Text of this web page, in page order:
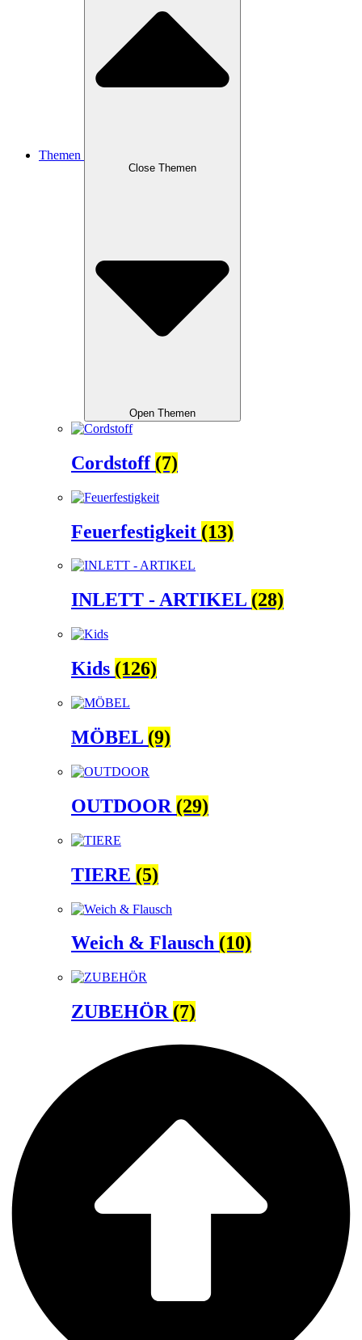
Themen
Close Themen
Open Themen
Cordstoff (7)
Feuerfestigkeit (13)
INLETT - ARTIKEL (28)
Kids (126)
MÖBEL (9)
OUTDOOR (29)
TIERE (5)
Weich & Flausch (10)
ZUBEHÖR (7)